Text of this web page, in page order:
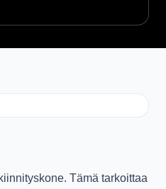
Tämä tarkoittaa